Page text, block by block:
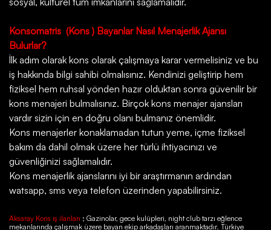
Konsomatris (Kons ) Bayanlar Nasıl Menajerlik Ajansı
Bulurlar?
İlk adım olarak kons olarak çalışmaya karar vermelisiniz ve bu
iş hakkında bilgi sahibi olmalısınız. Kendinizi geliştirip hem
fiziksel hem ruhsal yönden hazır olduktan sonra güvenilir bir
kons menajeri bulmalısınız. Birçok kons menajer ajansları
vardır sizin için en doğru olanı bulmanız önemlidir.
Kons menajerler konaklamadan tutun yeme, içme fiziksel
bakım da dahil olmak üzere her türlü ihtiyacınızı ve
güvenliğinizi sağlamalıdır.
Kons menajerlik ajanslarını iyi bir araştırmanın ardından
watsapp, sms veya telefon üzerinden yapabilirsiniz.
Aksaray Kons iş ilanları ; Gazinolar, gece kulüpleri, night club tarzı eğlence
mekanlarında çalışmak üzere bayan ekip arkadaşları aranmaktadır. Türkiye